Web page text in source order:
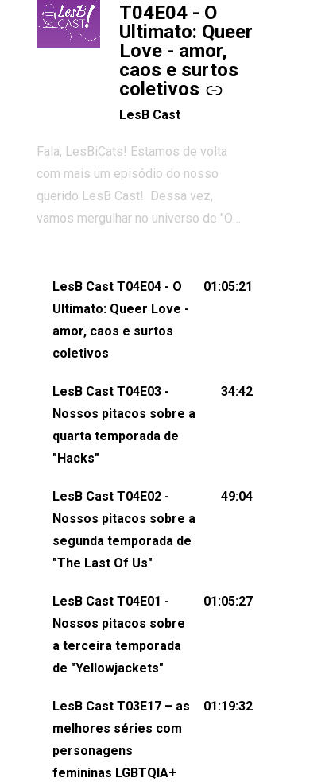
T04E04 - O
Ultimato: Queer
Love - amor,
caos e surtos
coletivos
LesB Cast
Fala, LesBiCats! Estamos de volta
com mais um episódio do nosso
querido LesB Cast! Dessa vez,
vamos mergulhar no universo de "O
e levantou debates intensos sobre
relacionamentos queer. Vem com a
gente comentar os melhores
momentos, as maiores confusões e,
pensar (e rir) sobre amor sáfico!Você
também pode participar dessa
conversa mandando sugestões de
pauta, comentários, perguntas ou
e-mail para podcast@lesbout.com.br. E
não esqueça de visitar nosso site e
sociais:Twitter: ⁠⁠⁠⁠@lesbout_br⁠⁠⁠⁠ Instagram:
do LesB Cast:Apresentação de
Karolen Passos
(⁠⁠⁠⁠⁠⁠@KarolenPassos⁠⁠⁠⁠⁠⁠)Participação de
Pollyelly FlorêncioEdição de Naiady
Machado
LesB Cast T04E04 - O
Ultimato: Queer Love -
amor, caos e surtos
coletivos
01:05:21
LesB Cast T04E03 -
Nossos pitacos sobre a
quarta temporada de
"Hacks"
34:42
LesB Cast T04E02 -
Nossos pitacos sobre a
segunda temporada de
"The Last Of Us"
49:04
LesB Cast T04E01 -
Nossos pitacos sobre
a terceira temporada
de "Yellowjackets"
01:05:27
LesB Cast T03E17 – as
melhores séries com
personagens
femininas LGBTQIA+
01:19:32